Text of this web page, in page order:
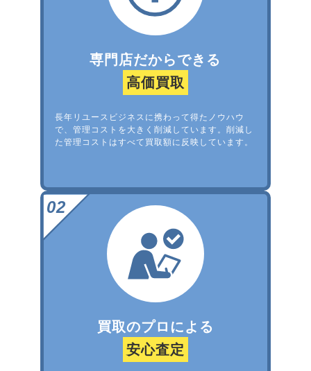
専門店だからできる
高価買取
長年リユースビジネスに携わって得たノウハウ
で、管理コストを大きく削減しています。削減し
た管理コストはすべて買取額に反映しています。
買取のプロによる
安心査定